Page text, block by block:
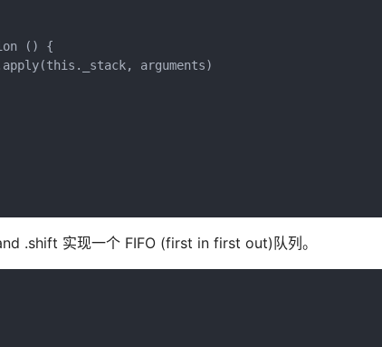
() {
arguments)
.shift 实现一个 FIFO (first in first out)队列。